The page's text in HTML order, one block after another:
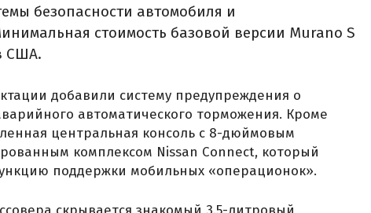
безопасности автомобиля и
стоимость базовой версии Murano S
США.
добавили систему предупреждения о
автоматического торможения. Кроме
центральная консоль с 8-дюймовым
комплексом Nissan Connect, который
поддержки мобильных «операционок».